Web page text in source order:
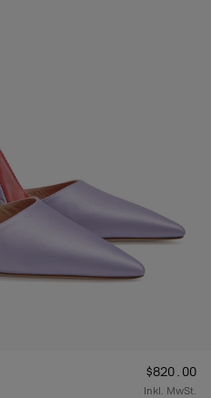
Preis :
$820.00
Inkl. MwSt.